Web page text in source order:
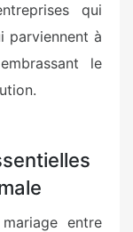
qui
parviennent à
le
entre